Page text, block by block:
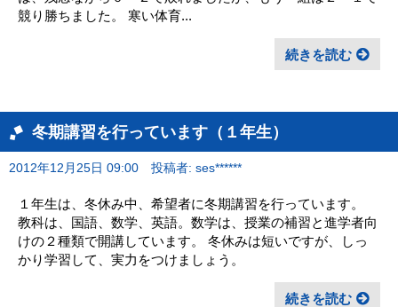
競り勝ちました。 寒い体育...
続きを読む
冬期講習を行っています（１年生）
2012年12月25日 09:00 投稿者: ses******
１年生は、冬休み中、希望者に冬期講習を行っています。
教科は、国語、数学、英語。数学は、授業の補習と進学者向
けの２種類で開講しています。 冬休みは短いですが、しっ
かり学習して、実力をつけましょう。
続きを読む